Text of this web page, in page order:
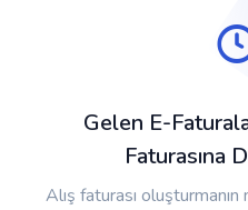
Gelen E-
Faturasına
Alış faturası